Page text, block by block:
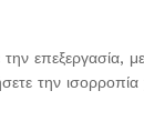
επεξεργασία,
την